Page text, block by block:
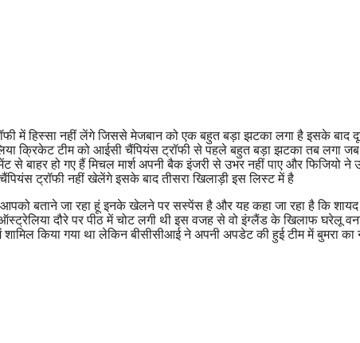
में हिस्सा नहीं लेंगे जिससे मेजबान को एक बहुत बड़ा झटका लगा है इसके बाद
क्रिकेट टीम को आईसी चैंपियंस ट्रॉफी से पहले बहुत बड़ा झटका तब लगा
से बाहर हो गए हैं मिचल मार्श अपनी बैक इंजरी से उभर नहीं पाए और फिजियो ने
ट्रॉफी नहीं खेलेंगे इसके बाद तीसरा खिलाड़ी इस लिस्ट में है
आपको बताने जा रहा हूं इनके खेलने पर सस्पेंस है और यह कहा जा रहा है कि
दौरे पर पीठ में चोट लगी थी इस वजह से वो इंग्लैंड के खिलाफ घरेलू
किया गया था लेकिन बीसीसीआई ने अपनी अपडेट की हुई टीम में बुमरा का